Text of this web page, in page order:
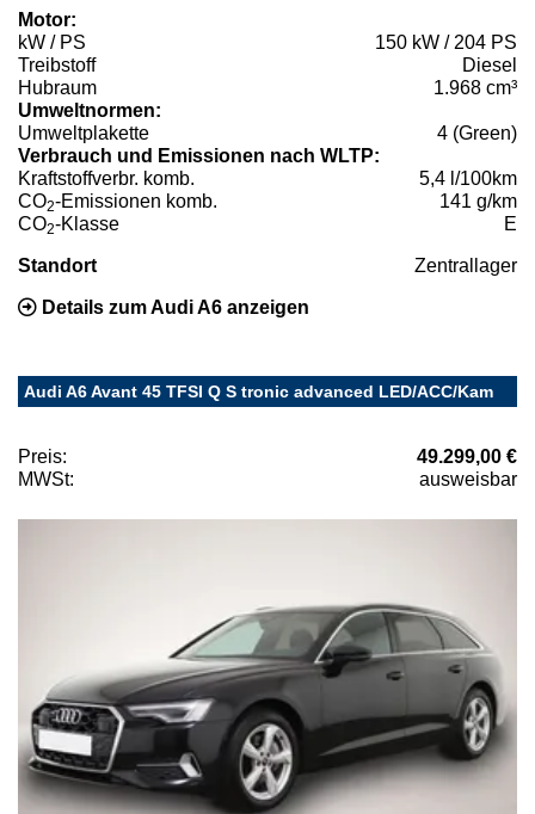
Motor:
kW / PS
150 kW / 204 PS
Treibstoff
Diesel
Hubraum
1.968 cm³
Umweltnormen:
Umweltplakette
4 (Green)
Verbrauch und Emissionen nach WLTP:
Kraftstoffverbr. komb.
5,4 l/100km
CO2-Emissionen komb.
141 g/km
CO2-Klasse E
Standort Zentrallager
Details zum Audi A6 anzeigen
Audi A6 Avant 45 TFSI Q S tronic advanced LED/ACC/Kam
Preis:
49.299,00 €
MWSt:
ausweisbar